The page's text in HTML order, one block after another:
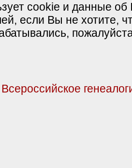
cookie и данные об
если Вы не хотите,
Всероссийское